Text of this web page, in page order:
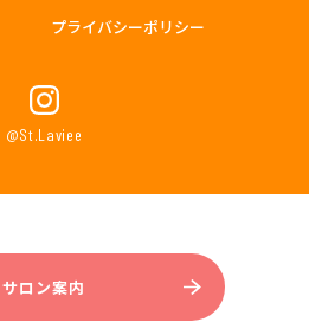
プライバシーポリシー
@St.Laviee
サロン案内